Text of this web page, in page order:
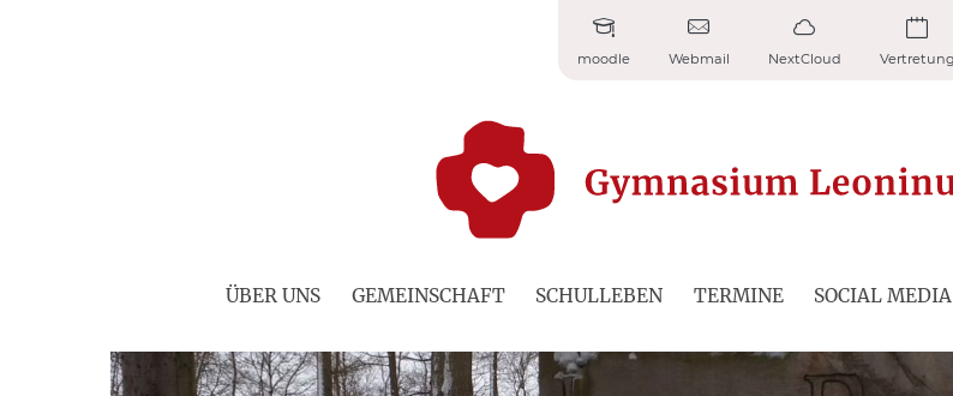
moodle Webmail NextCloud Vertretung
ÜBER UNS GEMEINSCHAFT SCHULLEBEN TERMINE SOCIAL MEDIA